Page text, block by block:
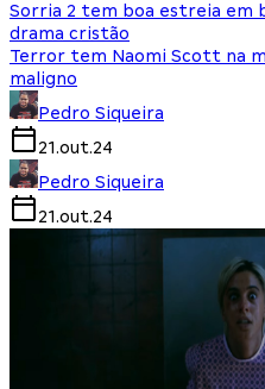
Sorria 2 tem boa estreia em
drama cristão
Terror tem Naomi Scott na
maligno
Pedro Siqueira
21.out.24
Pedro Siqueira
21.out.24